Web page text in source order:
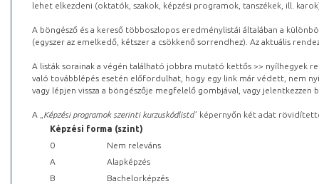
lehet elkezdeni (oktatók, szakok, képzési programok, tanszékek, ill.
A böngésző és a kereső többoszlopos eredménylistái általában a
(egyszer az emelkedő, kétszer a csökkenő sorrendhez). Az aktuális
A listák sorainak a végén található jobbra mutató kettős >> nyílhegyek
való továbblépés esetén előfordulhat, hogy egy link már védett, nem
vagy lépjen vissza a böngészője megfelelő gombjával, vagy
A „ Képzési programok szerinti kurzuskódlista” képernyőn két adat
Képzési forma (szint)
0
Nem releváns
A
Alapképzés
B
Bachelorképzés